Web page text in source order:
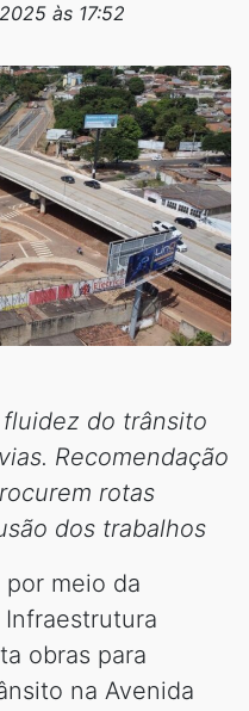
às 17:52
do trânsito
Recomendação
rotas
dos trabalhos
meio da
obras para
na Avenida